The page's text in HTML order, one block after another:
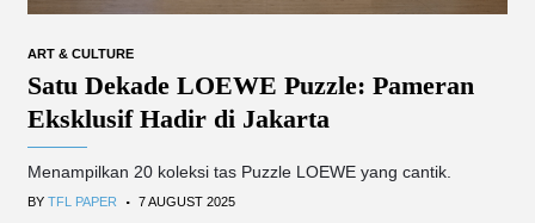
ART & CULTURE
Satu Dekade LOEWE Puzzle: Pameran
Eksklusif Hadir di Jakarta
Menampilkan 20 koleksi tas Puzzle LOEWE yang cantik.
BY TFL PAPER . 7 AUGUST 2025